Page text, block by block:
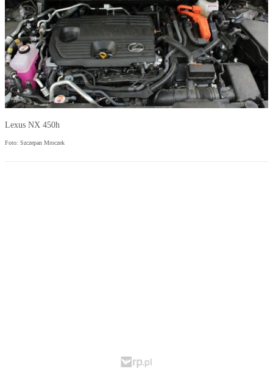
Lexus NX 450h
Foto: Szczepan Mroczek